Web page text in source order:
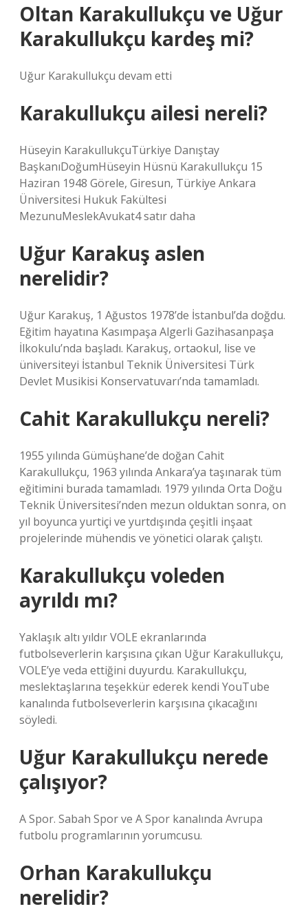
Oltan Karakullukçu ve Uğur
Karakullukçu kardeş mi?
Uğur Karakullukçu devam etti
Karakullukçu ailesi nereli?
Hüseyin KarakullukçuTürkiye Danıştay
BaşkanıDoğumHüseyin Hüsnü Karakullukçu 15
Haziran 1948 Görele, Giresun, Türkiye Ankara
Üniversitesi Hukuk Fakültesi
MezunuMeslekAvukat4 satır daha
Uğur Karakuş aslen
nerelidir?
Uğur Karakuş, 1 Ağustos 1978’de İstanbul’da doğdu.
Eğitim hayatına Kasımpaşa Algerli Gazihasanpaşa
İlkokulu’nda başladı. Karakuş, ortaokul, lise ve
üniversiteyi İstanbul Teknik Üniversitesi Türk
Devlet Musikisi Konservatuvarı’nda tamamladı.
Cahit Karakullukçu nereli?
1955 yılında Gümüşhane’de doğan Cahit
Karakullukçu, 1963 yılında Ankara’ya taşınarak tüm
eğitimini burada tamamladı. 1979 yılında Orta Doğu
Teknik Üniversitesi’nden mezun olduktan sonra, on
yıl boyunca yurtiçi ve yurtdışında çeşitli inşaat
projelerinde mühendis ve yönetici olarak çalıştı.
Karakullukçu voleden
ayrıldı mı?
Yaklaşık altı yıldır VOLE ekranlarında
futbolseverlerin karşısına çıkan Uğur Karakullukçu,
VOLE’ye veda ettiğini duyurdu. Karakullukçu,
meslektaşlarına teşekkür ederek kendi YouTube
kanalında futbolseverlerin karşısına çıkacağını
söyledi.
Uğur Karakullukçu nerede
çalışıyor?
A Spor. Sabah Spor ve A Spor kanalında Avrupa
futbolu programlarının yorumcusu.
Orhan Karakullukçu
nerelidir?